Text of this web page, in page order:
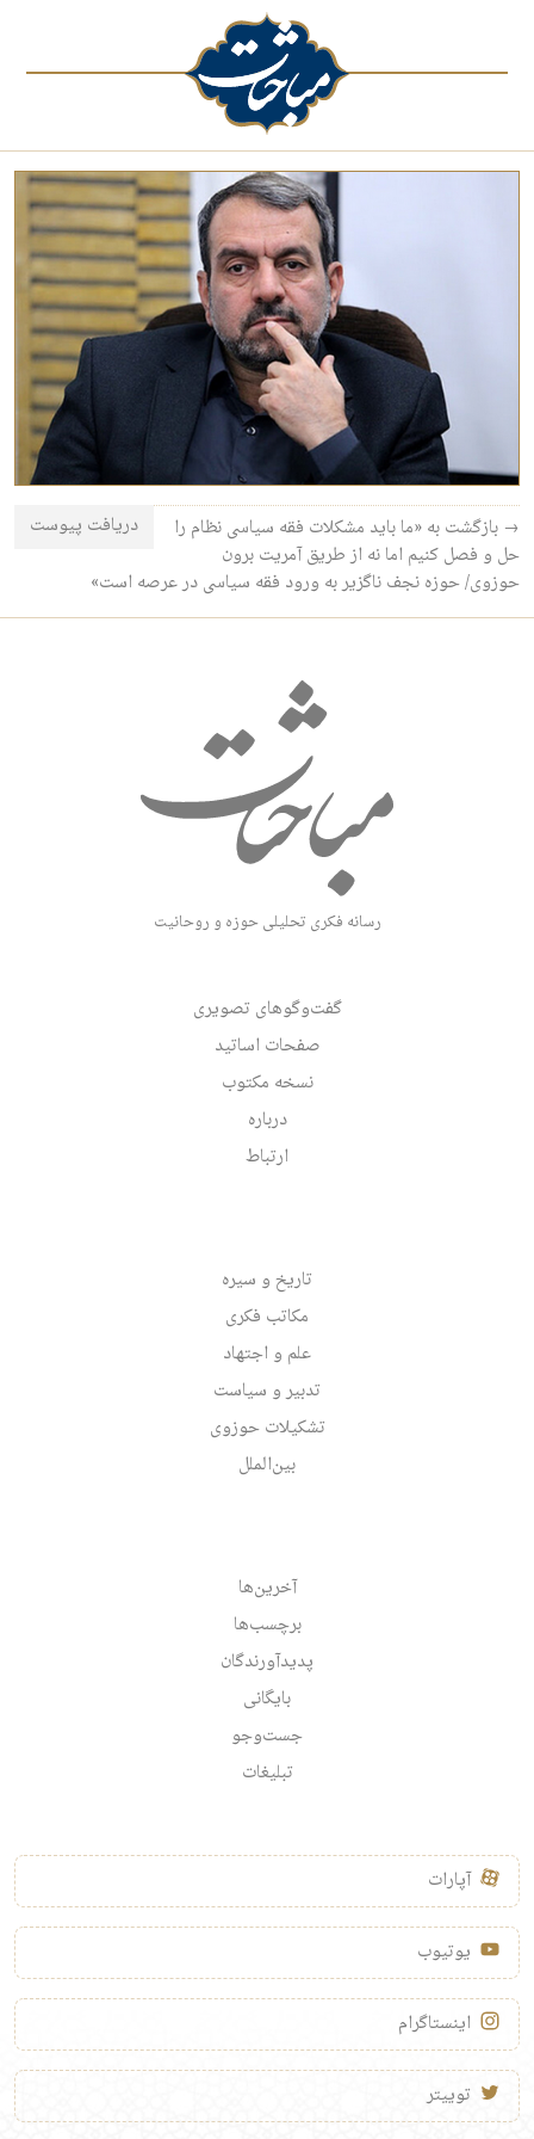
دریافت پیوست
→ بازگشت به «ما باید مشکلات فقه سیاسی نظام را
حل و فصل کنیم اما نه از طریق آمریت برون
حوزوی/ حوزه نجف ناگزیر به ورود فقه سیاسی در عرصه است»
رسانه فکری تحلیلی حوزه و روحانیت
گفت‌وگوهای تصویری
صفحات اساتید
نسخه مکتوب
درباره
ارتباط
تاریخ و سیره
مکاتب فکری
علم و اجتهاد
تدبیر و سیاست
تشکیلات حوزوی
بین‌الملل
آخرین‌ها
برچسب‌ها
پدیدآورندگان
بایگانی
جست‌وجو
تبلیغات
آپارات
یوتیوب
اینستاگرام
توییتر